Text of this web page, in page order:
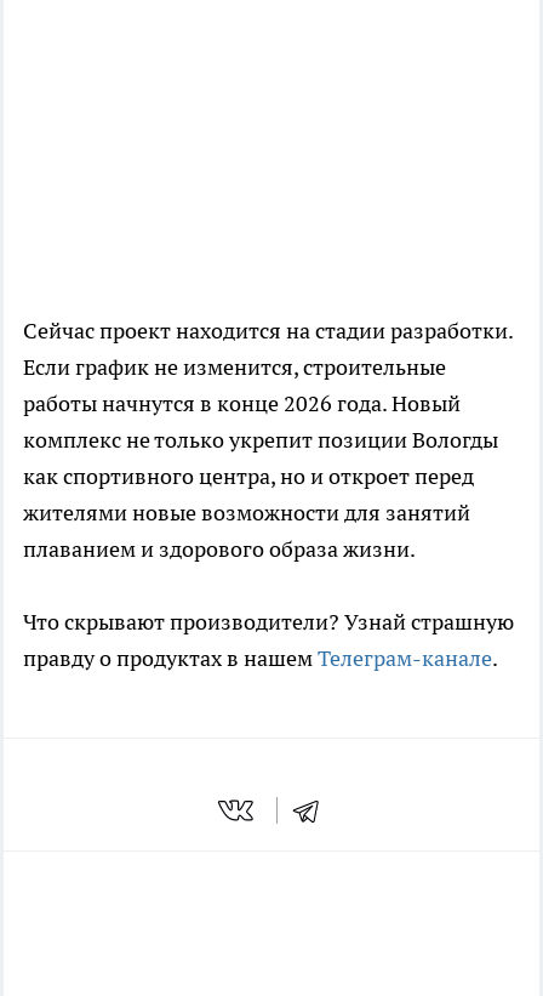
Сейчас проект находится на стадии разработки.
Если график не изменится, строительные
работы начнутся в конце 2026 года. Новый
комплекс не только укрепит позиции Вологды
как спортивного центра, но и откроет перед
жителями новые возможности для занятий
плаванием и здорового образа жизни.
Что скрывают производители? Узнай страшную
правду о продуктах в нашемТелеграм-канале.